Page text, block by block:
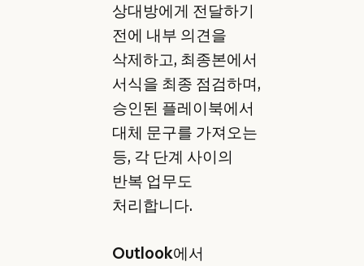
상대방에게 전달하기
전에 내부 의견을
삭제하고, 최종본에서
서식을 최종 점검하며,
승인된 플레이북에서
대체 문구를 가져오는
등, 각 단계 사이의
반복 업무도
처리합니다.
Outlook에서